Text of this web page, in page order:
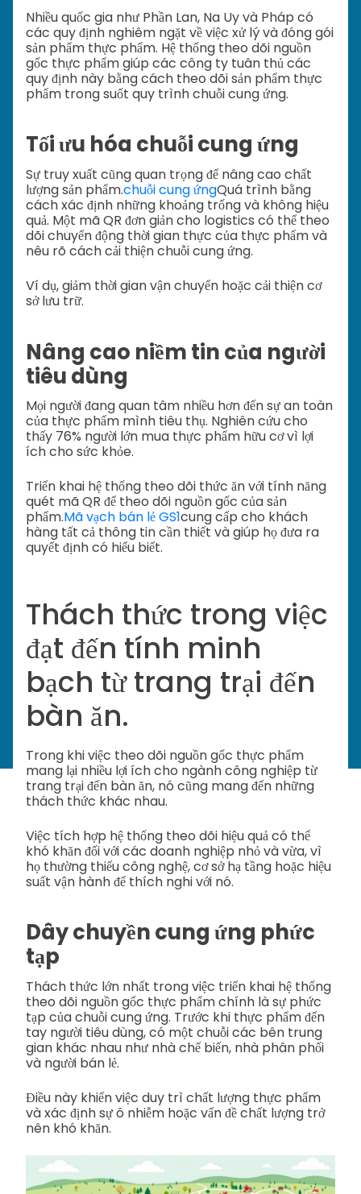
Nhiều quốc gia như Phần Lan, Na Uy và Pháp có
các quy định nghiêm ngặt về việc xử lý và đóng gói
sản phẩm thực phẩm. Hệ thống theo dõi nguồn
gốc thực phẩm giúp các công ty tuân thủ các
quy định này bằng cách theo dõi sản phẩm thực
phẩm trong suốt quy trình chuỗi cung ứng.
Tối ưu hóa chuỗi cung ứng
Sự truy xuất cũng quan trọng để nâng cao chất
lượng sản phẩm.chuỗi cung ứngQuá trình bằng
cách xác định những khoảng trống và không hiệu
quả. Một mã QR đơn giản cho logistics có thể theo
dõi chuyển động thời gian thực của thực phẩm và
nêu rõ cách cải thiện chuỗi cung ứng.
Ví dụ, giảm thời gian vận chuyển hoặc cải thiện cơ
sở lưu trữ.
Nâng cao niềm tin của người
tiêu dùng
Mọi người đang quan tâm nhiều hơn đến sự an toàn
của thực phẩm mình tiêu thụ. Nghiên cứu cho
thấy 76% người lớn mua thực phẩm hữu cơ vì lợi
ích cho sức khỏe.
Triển khai hệ thống theo dõi thức ăn với tính năng
quét mã QR để theo dõi nguồn gốc của sản
phẩm.Mã vạch bán lẻ GS1cung cấp cho khách
hàng tất cả thông tin cần thiết và giúp họ đưa ra
quyết định có hiểu biết.
Thách thức trong việc
đạt đến tính minh
bạch từ trang trại đến
bàn ăn.
Trong khi việc theo dõi nguồn gốc thực phẩm
mang lại nhiều lợi ích cho ngành công nghiệp từ
trang trại đến bàn ăn, nó cũng mang đến những
thách thức khác nhau.
Việc tích hợp hệ thống theo dõi hiệu quả có thể
khó khăn đối với các doanh nghiệp nhỏ và vừa, vì
họ thường thiếu công nghệ, cơ sở hạ tầng hoặc hiệu
suất vận hành để thích nghi với nó.
Dây chuyền cung ứng phức
tạp
Thách thức lớn nhất trong việc triển khai hệ thống
theo dõi nguồn gốc thực phẩm chính là sự phức
tạp của chuỗi cung ứng. Trước khi thực phẩm đến
tay người tiêu dùng, có một chuỗi các bên trung
gian khác nhau như nhà chế biến, nhà phân phối
và người bán lẻ.
Điều này khiến việc duy trì chất lượng thực phẩm
và xác định sự ô nhiễm hoặc vấn đề chất lượng trở
nên khó khăn.